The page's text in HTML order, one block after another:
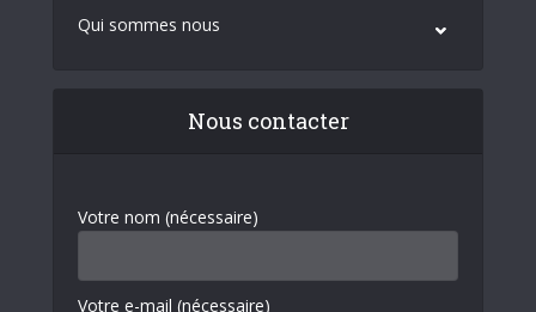
Qui sommes nous
Nous contacter
Votre nom (nécessaire)
Votre e-mail (nécessaire)